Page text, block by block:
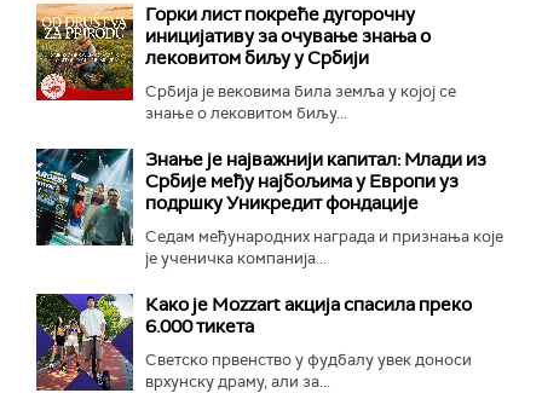
Горки лист покреће дугорочну
иницијативу за очување знања о
лековитом биљу у Србији
Србија је вековима била земља у којој се
знање о лековитом биљу...
Знање је најважнији капитал: Млади из
Србије међу најбољима у Европи уз
подршку Уникредит фондације
Седам међународних награда и признања које
је ученичка компанија...
Како је Mozzart акција спасила преко
6.000 тикета
Светско првенство у фудбалу увек доноси
врхунску драму, али за...